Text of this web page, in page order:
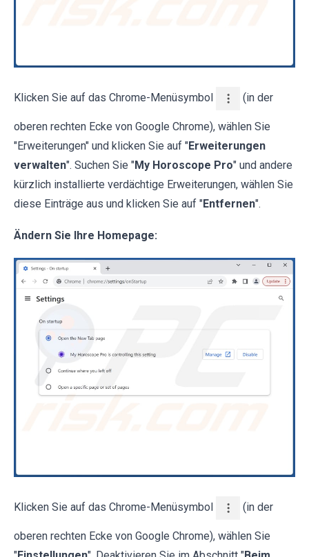
Klicken Sie auf das Chrome-Menüsymbol (in der
oberen rechten Ecke von Google Chrome), wählen Sie
"Erweiterungen" und klicken Sie auf "Erweiterungen
verwalten". Suchen Sie "My Horoscope Pro" und andere
kürzlich installierte verdächtige Erweiterungen, wählen Sie
diese Einträge aus und klicken Sie auf "Entfernen".
Ändern Sie Ihre Homepage:
Klicken Sie auf das Chrome-Menüsymbol (in der
oberen rechten Ecke von Google Chrome), wählen Sie